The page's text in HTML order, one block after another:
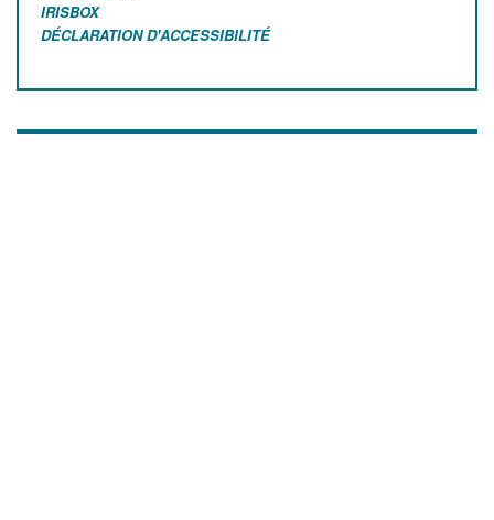
IRISBOX
DÉCLARATION D'ACCESSIBILITÉ